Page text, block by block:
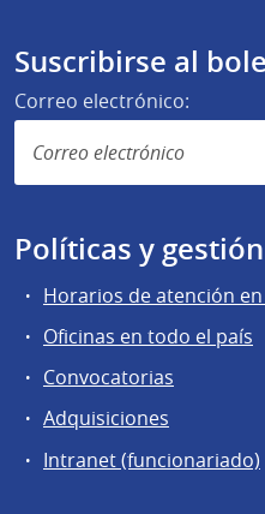
Suscribirse al
Correo electrónico:
Políticas y gestión
Horarios de atención
Oficinas en todo el país
Convocatorias
Adquisiciones
Intranet (funcionariado)